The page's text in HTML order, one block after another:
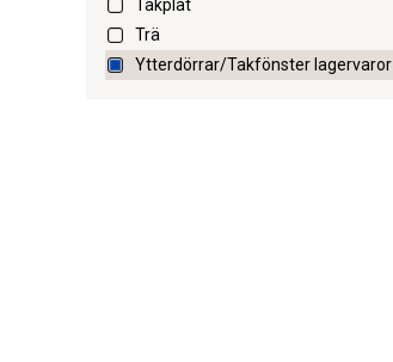
Takplåt
Trä
Ytterdörrar/Takfönster lagervaror